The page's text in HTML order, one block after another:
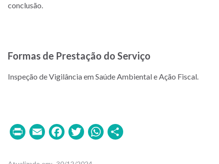
conclusão.
Formas de Prestação do Serviço
Inspeção de Vigilância em Saúde Ambiental e Ação Fiscal.
PrintEmailFacebook
TwitterWhatsApp